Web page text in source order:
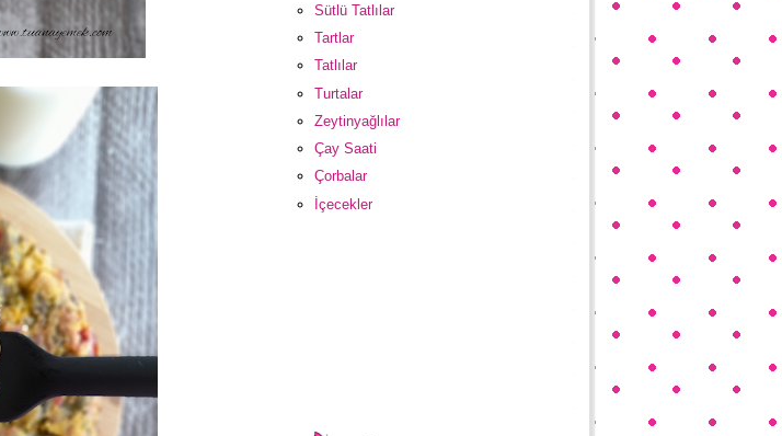
Sütlü Tatlılar
Tartlar
Tatlılar
Turtalar
Zeytinyağlılar
Çay Saati
Çorbalar
İçecekler